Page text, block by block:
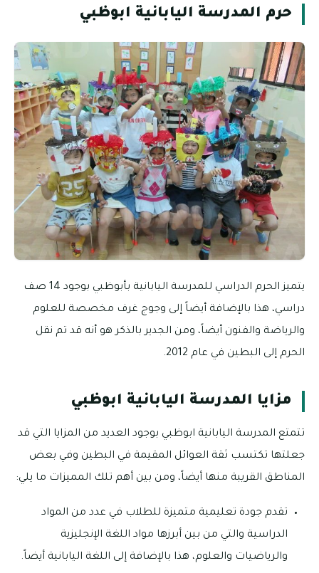
حرم المدرسة اليابانية ابوظبي
يتميز الحرم الدراسي للمدرسة اليابانية بأبوظبي بوجود 14 صف
دراسي، هذا بالإضافة أيضاً إلى وجوج غرف مخصصة للعلوم
والرياضة والفنون أيضاً، ومن الجدير بالذكر هو أنه قد تم نقل
الحرم إلى البطين في عام 2012.
مزايا المدرسة اليابانية ابوظبي
تتمتع المدرسة اليابانية ابوظبي بوجود العديد من المزايا التي قد
جعلتها تكتسب ثقة العوائل المقيمة في البطين وفي بعض
المناطق القريبة منها أيضاً، ومن بين أهم تلك المميزات ما يلي:
تقدم جودة تعليمية متميزة للطلاب في عدد من المواد
الدراسية والتي من بين أبرزها مواد اللغة الإنجليزية
والرياضيات والعلوم، هذا بالإضافة إلى اللغة اليابانية أيضاً.